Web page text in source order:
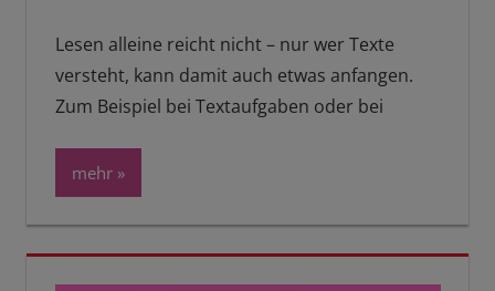
Lesen alleine reicht nicht – nur wer Texte
versteht, kann damit auch etwas anfangen.
Zum Beispiel bei Textaufgaben oder bei
mehr